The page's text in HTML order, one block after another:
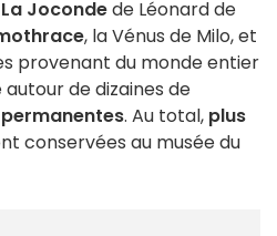
La Jocondede Léonard de
, la Vénus de Milo, et
provenant du monde entier
de dizaines de
. Au total, plus
conservées au musée du